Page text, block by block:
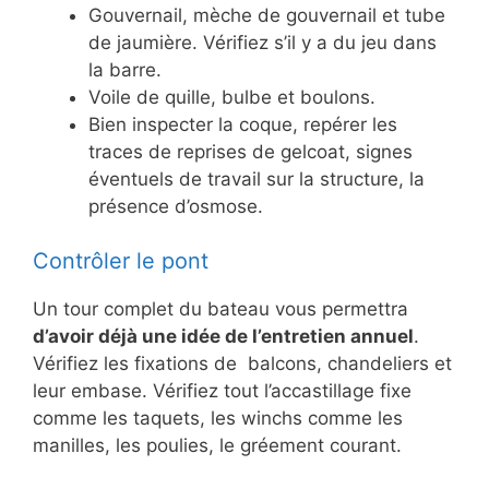
Gouvernail, mèche de gouvernail et tube
de jaumière. Vérifiez s’il y a du jeu dans
la barre.
Voile de quille, bulbe et boulons.
Bien inspecter la coque, repérer les
traces de reprises de gelcoat, signes
éventuels de travail sur la structure, la
présence d’osmose.
Contrôler le pont
Un tour complet du bateau vous permettra
d’avoir déjà une idée de l’entretien annuel.
Vérifiez les fixations de balcons, chandeliers et
leur embase. Vérifiez tout l’accastillage fixe
comme les taquets, les winchs comme les
manilles, les poulies, le gréement courant.